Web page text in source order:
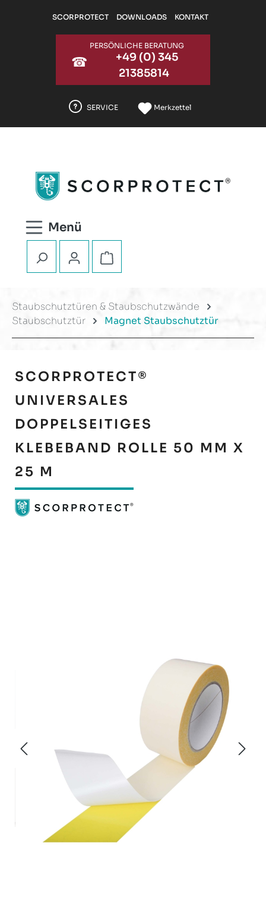
Zum Hauptinhalt springen
SCORPROTECT DOWNLOADS KONTAKT
☎
PERSÖNLICHE BERATUNG
+49 (0) 345
21385814
SERVICE Merkzettel
Warenkorb enthält 0
Staubschutztüren & Staubschutzwände
Staubschutztür
Magnet Staubschutztür
SCORPROTECT®
UNIVERSALES
DOPPELSEITIGES
KLEBEBAND ROLLE 50 MM X
25 M